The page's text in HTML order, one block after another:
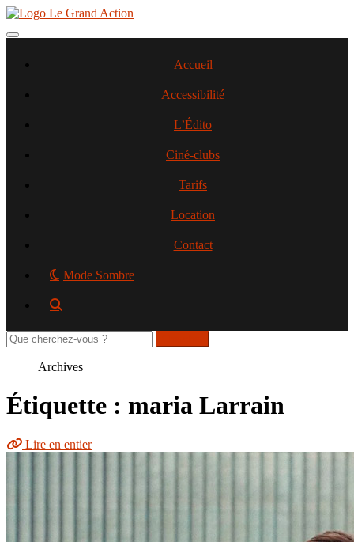
Aller
contenu
Toggle navigation
Accueil
Accessibilité
L’Édito
Ciné-clubs
Tarifs
Location
Contact
Mode Sombre
Rechercher
sur
Archives
Étiquette : maria Larrain
Lire en entier